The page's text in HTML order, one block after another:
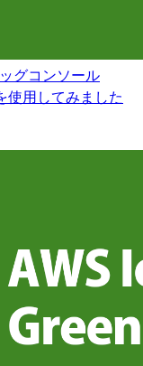
グコンソール
使用してみました